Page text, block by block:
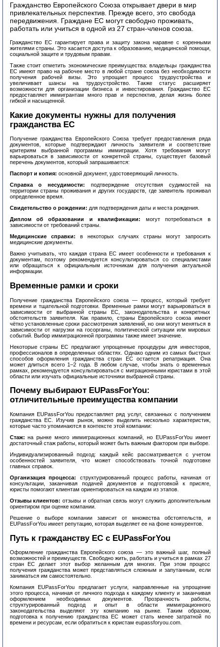
Гражданство Европейского Союза открывает двери в мир
привлекательных перспектив. Прежде всего, это свобода
передвижения. Граждане ЕС могут свободно проживать,
работать или учиться в одной из 27 стран-членов союза.
Гражданство ЕС гарантирует права и защиту закона наравне с коренными
жителями страны. Это касается доступа к образованию, медицинской помощи,
социальной защите и трудовым правам.
Также стоит отметить экономические преимущества: владельцы гражданства
ЕС имеют право на рабочее место в любой стране союза без необходимости
получения рабочей визы. Это упрощает процесс трудоустройства и
увеличивает шансы на трудоустройство. Также статус расширяет
возможности для организации бизнеса и инвестирования. Гражданство ЕС
предоставляет иммигрантам много прав и перспектив, делая жизнь более
гибкой и насыщенной.
Какие документы нужны для получения
гражданства ЕС
Получение гражданства Европейского Союза требует предоставления ряда
документов, которые подтверждают личность заявителя и соответствие
критериям выбранной программы иммиграции. Хотя требования могут
варьироваться в зависимости от конкретной страны, существует базовый
перечень документов, который запрашивается:
Паспорт и копия: основной документ, удостоверяющий личность.
Справка о несудимости: подтверждение отсутствия судимостей на
территории страны проживания и других государств, где заявитель проживал
определенное время.
Свидетельство о рождении: для подтверждения даты и места рождения.
Диплом об образовании и квалификации:
могут потребоваться в
зависимости от требований страны.
Медицинские справки: в некоторых случаях страны могут запросить
медицинские документы.
Важно учитывать, что каждая страна ЕС имеет особенности и требования к
документам, поэтому рекомендуется консультироваться со специалистами
или обращаться к официальным источникам для получения актуальной
информации.
Временные рамки и сроки
Получение гражданства Европейского союза — процесс, который требует
времени и тщательной подготовки. Временные рамки могут варьироваться в
зависимости от выбранной страны ЕС, законодательства и конкретных
обстоятельств заявителя. Как правило, страны Европейского союза имеют
чётко установленные сроки рассмотрения заявлений, но они могут меняться в
зависимости от нагрузки на госорганы, политической ситуации или мировых
событий. Выбор иммиграционной программы также имеет значение.
Некоторые страны ЕС предлагают упрощенные процедуры для инвесторов,
профессионалов в определенных областях. Однако одним из самых быстрых
способов оформления гражданства стран ЕС остается репатриация. Она
может длиться всего 1–2 года. В любом случае, чтобы знать о временных
рамках, рекомендуется консультироваться с миграционными юристами в этой
области или изучать официальные источники выбранной страны.
Почему выбирают EUPassForYou:
отличительные преимущества компании
Компания EUPassForYou предоставляет ряд услуг, связанных с получением
гражданства ЕС. Изучив рынок, можно выделить несколько характеристик,
которые часто упоминаются в контексте этой компании:
Стаж: на рынке много иммиграционных компаний, но EUPassForYou имеет
достаточный стаж работы, который может быть важным фактором при выборе.
Индивидуализированный подход: каждый кейс рассматривается с учетом
особенностей заявителя, что может способствовать точной подготовке
главных справок.
Организация процесса: структурированный процесс работы, начиная от
консультации, заканчивая подачей документов и подготовкой к присяге,
юристы помогают клиентам ориентироваться на каждом из этапов.
Отзывы клиентов: отзывы и обратная связь могут служить дополнительным
ориентиром при оценке компании.
Решение о выборе компании зависит от множества обстоятельств, и
EUPassForYou имеет репутацию, которая выделяет ее на фоне конкурентов.
Путь к гражданству ЕС с EUPassForYou
Оформление гражданства Европейского союза — это важный шаг, полный
возможностей и преимуществ. Свободно жить, работать и учиться в рамках 27
стран ЕС делает этот выбор желанным для многих. При этом процесс
получения гражданства может представляться сложным и запутанным, если
заниматься им самостоятельно.
Компания EUPassForYou предлагает услуги, направленные на упрощение
этого процесса, начиная от личного подхода к каждому клиенту и заканчивая
оформлением необходимых документов. Прозрачность работы,
структурированный подход и опыт в области иммиграционного
законодательства выделяют эту компанию на рынке. Таким образом,
подготовка к получению гражданства ЕС может стать менее затратной по
времени и ресурсам, если обратиться к юристам eupassforyou.com.